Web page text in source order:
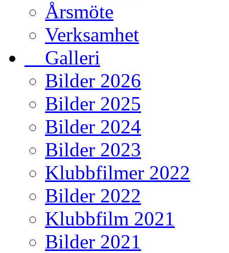
Årsmöte
Verksamhet
__Galleri
Bilder 2026
Bilder 2025
Bilder 2024
Bilder 2023
Klubbfilmer 2022
Bilder 2022
Klubbfilm 2021
Bilder 2021